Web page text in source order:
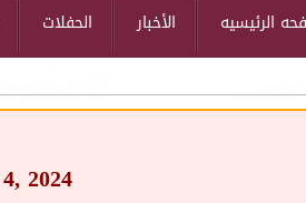
الحفلات الأخبار الرئيسيه
2024